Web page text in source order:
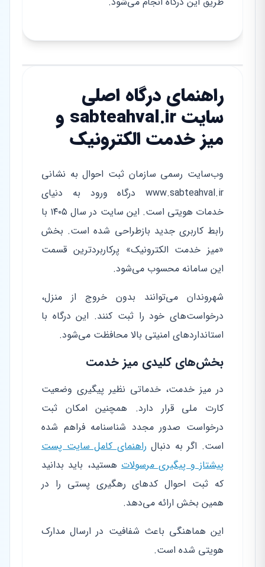
راهنمای درگاه اصلی
سایت sabteahval.ir و
میز خدمت الکترونیک
وب‌سایت رسمی سازمان ثبت احوال به نشانی
www.sabteahval.ir درگاه ورود به دنیای
خدمات هویتی است. این سایت در سال ۱۴۰۵ با
رابط کاربری جدید بازطراحی شده است. بخش
«میز خدمت الکترونیک» پرکاربردترین قسمت
این سامانه محسوب می‌شود.
شهروندان می‌توانند بدون خروج از منزل،
درخواست‌های خود را ثبت کنند. این درگاه با
استانداردهای امنیتی بالا محافظت می‌شود.
بخش‌های کلیدی میز خدمت
در میز خدمت، خدماتی نظیر پیگیری وضعیت
کارت ملی قرار دارد. همچنین امکان ثبت
درخواست صدور مجدد شناسنامه فراهم شده
است. اگر به دنبال راهنمای کامل سایت پست
پیشتاز و پیگیری مرسولات هستید، باید بدانید
که ثبت احوال کدهای رهگیری پستی را در
همین بخش ارائه می‌دهد.
این هماهنگی باعث شفافیت در ارسال مدارک
هویتی شده است.